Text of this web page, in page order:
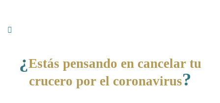
¿Estás pensando en cancelar tu
crucero por el coronavirus?